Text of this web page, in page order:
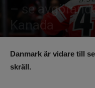
– se
Kanada
Danmark är vidare till
skräll.